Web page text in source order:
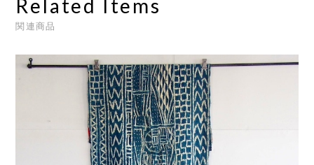
Related Items
関連商品